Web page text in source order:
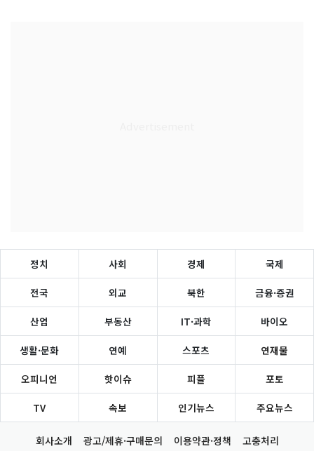
정치 사회 경제 국제
전국 외교 북한 금융·증권
산업 부동산 IT·과학 바이오
생활·문화 연예 스포츠 연재물
오피니언 핫이슈 피플 포토
TV 속보 인기뉴스 주요뉴스
회사소개 광고/제휴·구매문의 이용약관·정책 고충처리